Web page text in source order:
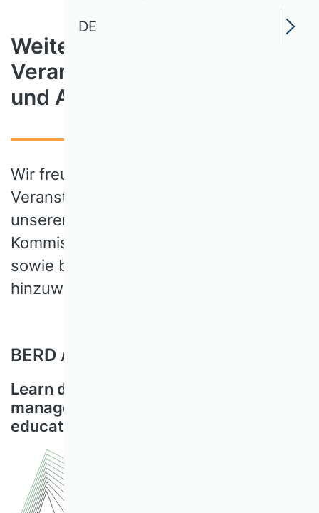
Weitere
Veranstaltungsangebote
und Ausschreibungen
Wir freuen uns, an dieser Stelle auf
Veranstaltungen und Ausschreibungen
unserer Wissenschaftlichen
Kommissionen und Arbeitsgruppen
sowie befreundeter Organisationen
hinzuweisen.
BERD Academy
Learn data science and data
management with a variety of
educational content!
DE